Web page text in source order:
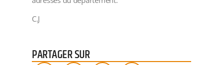
C.J
PARTAGER SUR